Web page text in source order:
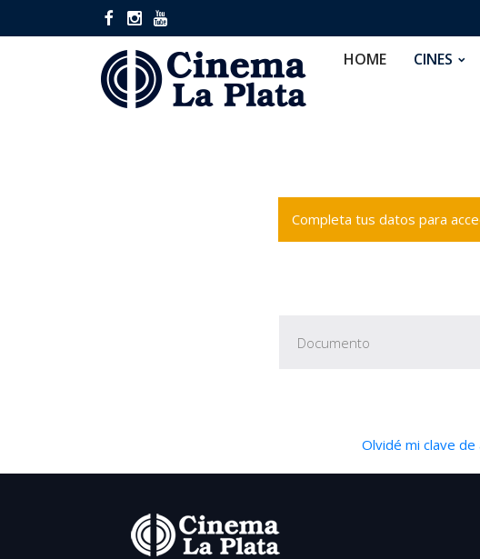
HOME CINES
Completa tus datos para
Olvidé mi clave de